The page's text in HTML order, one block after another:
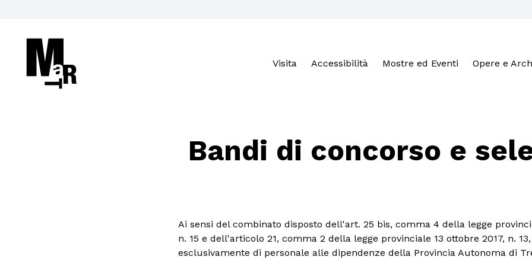
Visita Accessibilità Mostre ed Eventi Opere e
ACCESSIBILITÀ
Bandi di concorso e
Ai sensi del combinato disposto dell'art. 25 bis, comma 4 della legge
n. 15 e dell'articolo 21, comma 2 della legge provinciale 13 ottobre 2017, n.
esclusivamente di personale alle dipendenze della Provincia Autonoma di